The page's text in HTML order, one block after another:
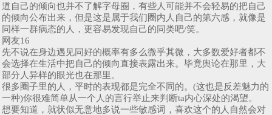
道自己的倾向也并不了解字母圈，有些人可能并不会轻易的把自己
的倾向公布出来，但是这是属于我们圈内人自己的第六感，就像是
同样一群病态的人，更容易发现自己的同类吧/笑。
网友16
先不说在身边遇见同好的概率有多么微乎其微，大多数爱好者都不
会选择在生活中把自己的倾向直接表露出来。毕竟舆论在那里，大
部分人异样的眼光也在那里。
很多圈子里的人，平时的表现都是完全不同的。(这也是反差魅力的
一种)你很难简单从一个人的言行举止来判断ta内心深处的渴望。
想要知道，就状似无意地多说一些敏感词，喜欢这个的人自然会对